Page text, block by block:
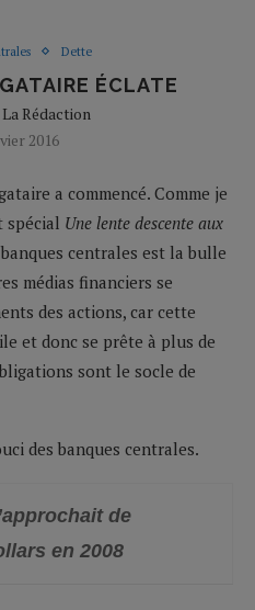
Dette
ÉCLATE
La Rédaction
2016
a commencé. Comme je
spécial Une lente descente aux
centrales est la bulle
médias financiers se
des actions, car cette
et donc se prête à plus de
sont le socle de
des banques centrales.
de
en 2008